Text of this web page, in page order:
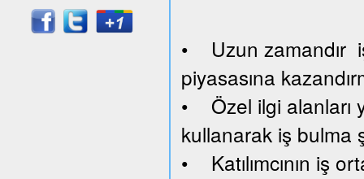
• Uzun zamandır
piyasasına
• Özel ilgi alanları
kullanarak iş bulma
• Katılımcının iş